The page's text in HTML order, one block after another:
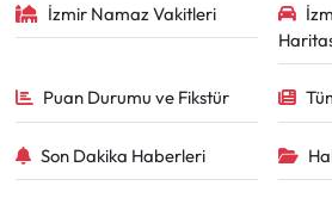
İzmir Namaz Vakitleri
Puan Durumu ve Fikstür
Son Dakika Haberleri